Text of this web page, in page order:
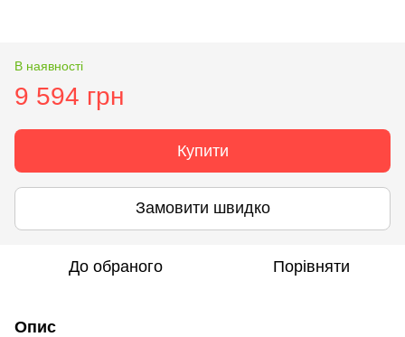
В наявності
9 594 грн
Купити
Замовити швидко
До обраного Порівняти
Опис